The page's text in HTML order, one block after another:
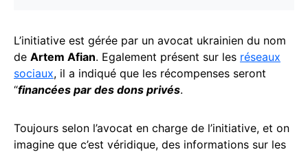
L’initiative est gérée par un avocat ukrainien du nom
de Artem Afian. Egalement présent sur les réseaux
sociaux, il a indiqué que les récompenses seront
“financées par des dons privés.
Toujours selon l’avocat en charge de l’initiative, et on
imagine que c’est véridique, des informations sur les